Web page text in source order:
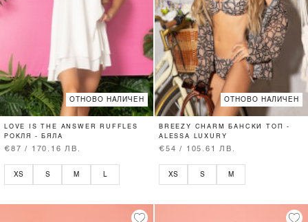
ОТНОВО НАЛИЧЕН
LOVE IS THE ANSWER RUFFLES
РОКЛЯ - БЯЛА
€87 / 170.16 ЛВ.
XS S M L
ОТНОВО НАЛИЧЕН
BREEZY CHARM БАНСКИ ТОП -
ALESSA LUXURY
€54 / 105.61 ЛВ.
XS S M